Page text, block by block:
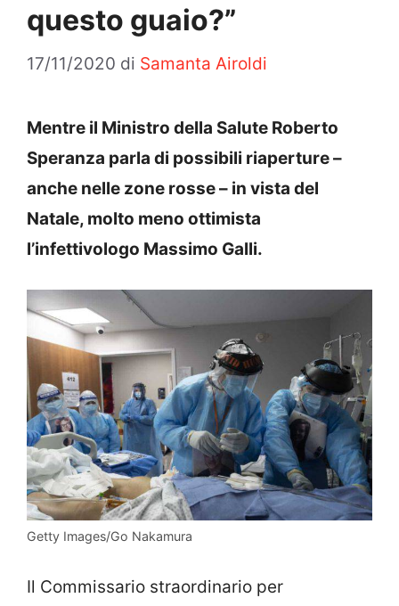
questo guaio?”
17/11/2020 di Samanta Airoldi
Mentre il Ministro della Salute Roberto
Speranza parla di possibili riaperture –
anche nelle zone rosse – in vista del
Natale, molto meno ottimista
l’infettivologo Massimo Galli.
Getty Images/Go Nakamura
Il Commissario straordinario per